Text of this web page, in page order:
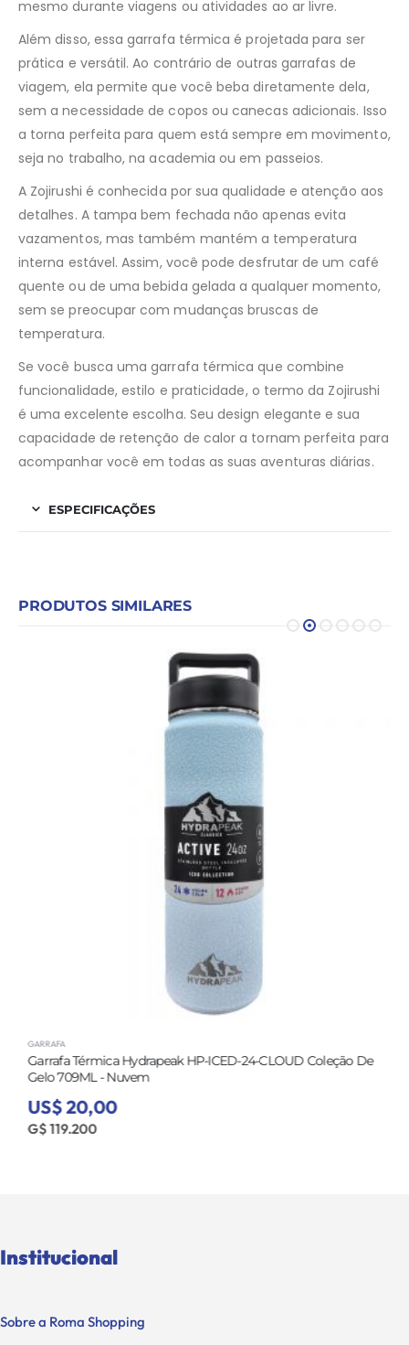
mesmo durante viagens ou atividades ao ar livre.
Além disso, essa garrafa térmica é projetada para ser
prática e versátil. Ao contrário de outras garrafas de
viagem, ela permite que você beba diretamente dela,
sem a necessidade de copos ou canecas adicionais. Isso
a torna perfeita para quem está sempre em movimento,
seja no trabalho, na academia ou em passeios.
A Zojirushi é conhecida por sua qualidade e atenção aos
detalhes. A tampa bem fechada não apenas evita
vazamentos, mas também mantém a temperatura
interna estável. Assim, você pode desfrutar de um café
quente ou de uma bebida gelada a qualquer momento,
sem se preocupar com mudanças bruscas de
temperatura.
Se você busca uma garrafa térmica que combine
funcionalidade, estilo e praticidade, o termo da Zojirushi
é uma excelente escolha. Seu design elegante e sua
capacidade de retenção de calor a tornam perfeita para
acompanhar você em todas as suas aventuras diárias.
ESPECIFICAÇÕES
PRODUTOS SIMILARES
GARRAFA
Garrafa Térmica Hydrapeak HP-ICED-24-CLOUD Coleção De
Gelo 709ML - Nuvem
US$ 20,00
G$ 119.200
Institucional
Sobre a Roma Shopping